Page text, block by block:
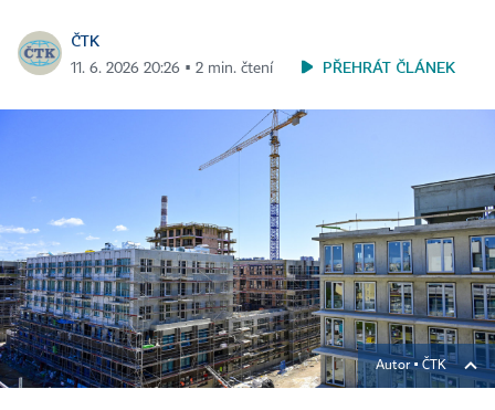
ČTK
11. 6. 2026 20:26 ▪ 2 min. čtení PŘEHRÁT ČLÁNEK
Autor ▪ČTK